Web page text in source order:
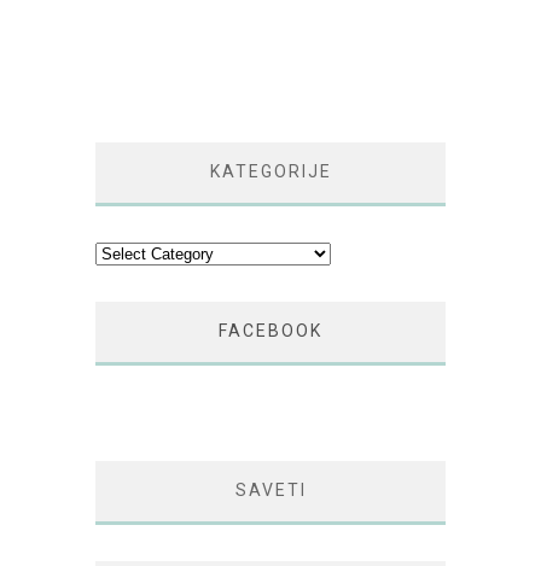
KATEGORIJE
Kategorije
FACEBOOK
SAVETI